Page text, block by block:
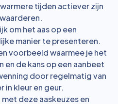
tijden actiever zijn
om het aas op een
manier te presenteren.
voorbeeld waarmee je het
en de kans op een aanbeet
door regelmatig van
in kleur en geur.
deze aaskeuzes en